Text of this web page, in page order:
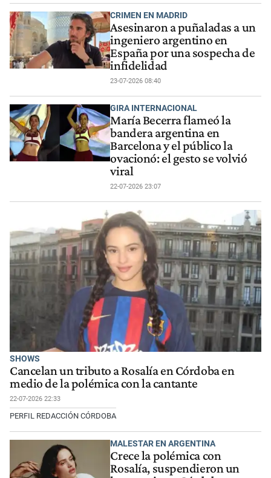
CRIMEN EN MADRID
Asesinaron a puñaladas a un
ingeniero argentino en
España por una sospecha de
infidelidad
23-07-2026 08:40
GIRA INTERNACIONAL
María Becerra flameó la
bandera argentina en
Barcelona y el público la
ovacionó: el gesto se volvió
viral
22-07-2026 23:07
SHOWS
Cancelan un tributo a Rosalía en Córdoba en
medio de la polémica con la cantante
22-07-2026 22:33
PERFIL REDACCIÓN CÓRDOBA
MALESTAR EN ARGENTINA
Crece la polémica con
Rosalía, suspendieron un